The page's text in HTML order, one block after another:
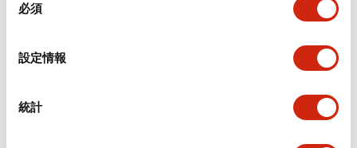
必須
設定情報
統計
電気的仕様(照光部定格)
環境仕様
機能仕様